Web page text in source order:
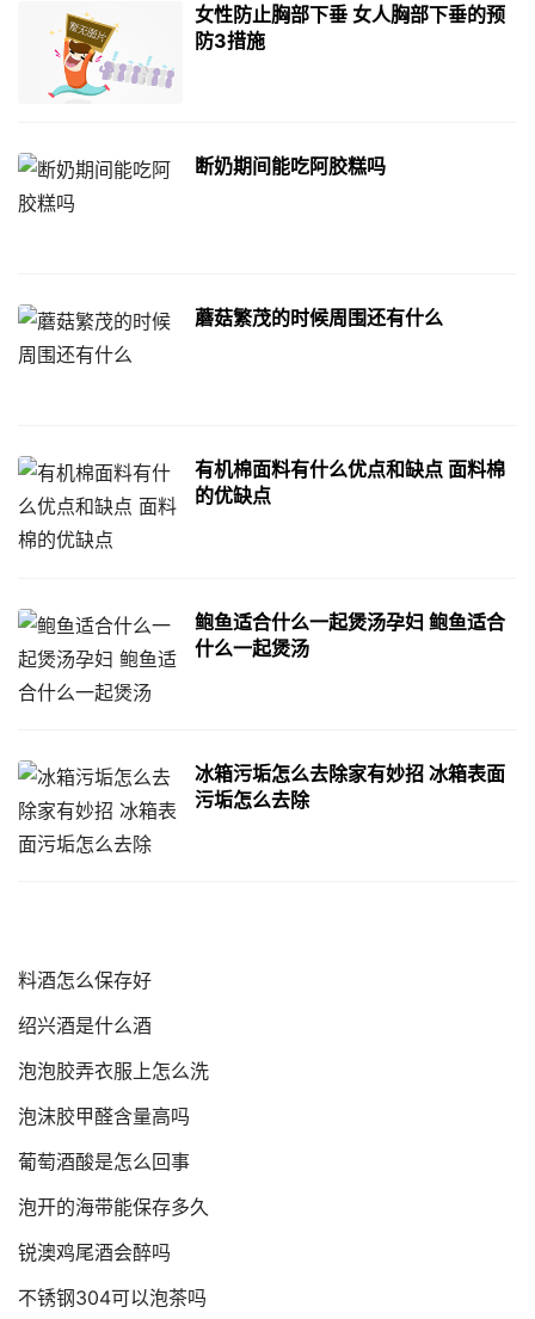
女性防止胸部下垂 女人胸部下垂的预
防3措施
断奶期间能吃阿胶糕吗
蘑菇繁茂的时候周围还有什么
有机棉面料有什么优点和缺点 面料棉
的优缺点
鲍鱼适合什么一起煲汤孕妇 鲍鱼适合
什么一起煲汤
冰箱污垢怎么去除家有妙招 冰箱表面
污垢怎么去除
料酒怎么保存好
绍兴酒是什么酒
泡泡胶弄衣服上怎么洗
泡沫胶甲醛含量高吗
葡萄酒酸是怎么回事
泡开的海带能保存多久
锐澳鸡尾酒会醉吗
不锈钢304可以泡茶吗